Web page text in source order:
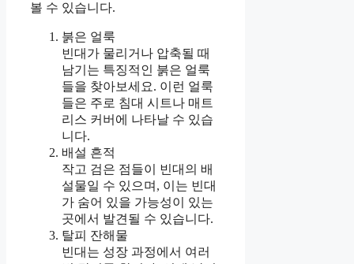
볼 수 있습니다.
붉은 얼룩
빈대가 물리거나 압축될 때
남기는 특징적인 붉은 얼룩
들을 찾아보세요. 이런 얼룩
들은 주로 침대 시트나 매트
리스 커버에 나타날 수 있습
니다.
배설 흔적
작고 검은 점들이 빈대의 배
설물일 수 있으며, 이는 빈대
가 숨어 있을 가능성이 있는
곳에서 발견될 수 있습니다.
탈피 잔해물
빈대는 성장 과정에서 여러